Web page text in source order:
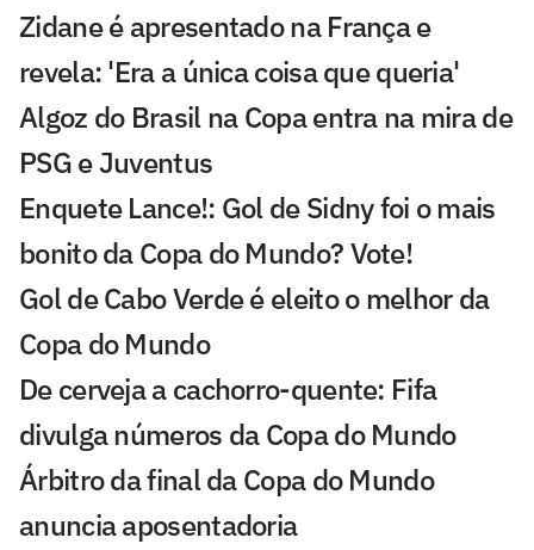
Zidane é apresentado na França e
revela: 'Era a única coisa que queria'
Algoz do Brasil na Copa entra na mira de
PSG e Juventus
Enquete Lance!: Gol de Sidny foi o mais
bonito da Copa do Mundo? Vote!
Gol de Cabo Verde é eleito o melhor da
Copa do Mundo
De cerveja a cachorro-quente: Fifa
divulga números da Copa do Mundo
Árbitro da final da Copa do Mundo
anuncia aposentadoria